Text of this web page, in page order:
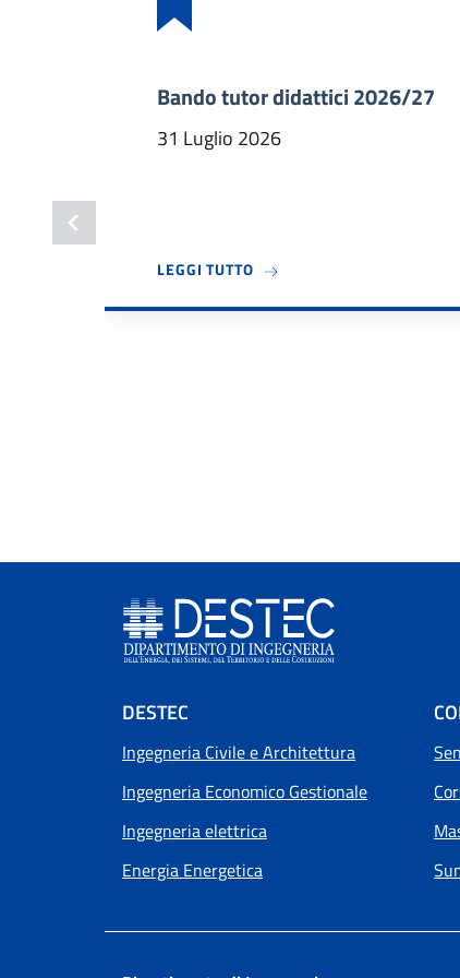
Bando tutor didattici 2026/27
31 Luglio 2026
LEGGI TUTTOA PROPOSITO DI BANDO
Footer menu
DESTEC
Ingegneria Civile e Architettura
Ingegneria Economico Gestionale
Ingegneria elettrica
Energia Energetica